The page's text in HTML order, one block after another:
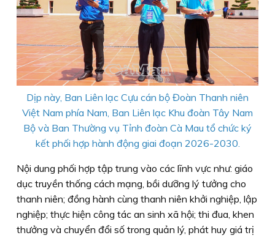
Dịp này, Ban Liên lạc Cựu cán bộ Đoàn Thanh niên
Việt Nam phía Nam, Ban Liên lạc Khu đoàn Tây Nam
Bộ và Ban Thường vụ Tỉnh đoàn Cà Mau tổ chức ký
kết phối hợp hành động giai đoạn 2026-2030.
Nội dung phối hợp tập trung vào các lĩnh vực như: giáo
dục truyền thống cách mạng, bồi dưỡng lý tưởng cho
thanh niên; đồng hành cùng thanh niên khởi nghiệp, lập
nghiệp; thực hiện công tác an sinh xã hội; thi đua, khen
thưởng và chuyển đổi số trong quản lý, phát huy giá trị